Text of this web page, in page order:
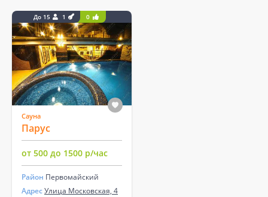
До 15 1 0
Сауна
Парус
от 500 до 1500 р/час
Район Первомайский
АдресУлица Московская, 4